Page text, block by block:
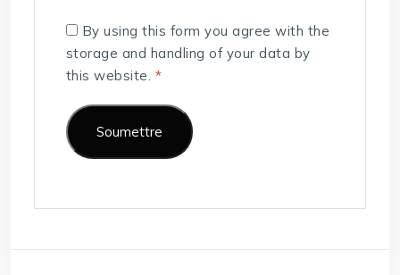
By using this form you agree with the
storage and handling of your data by
this website. *